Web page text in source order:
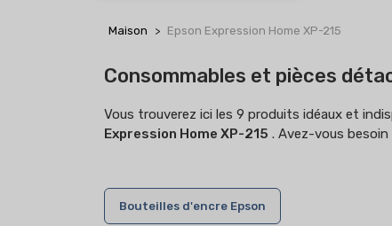
Maison Epson Expression Home XP-215
Consommables et pièces
Vous trouverez ici les 9 produits idéaux et
Expression Home XP-215 . Avez-vous
Bouteilles d'encre Epson